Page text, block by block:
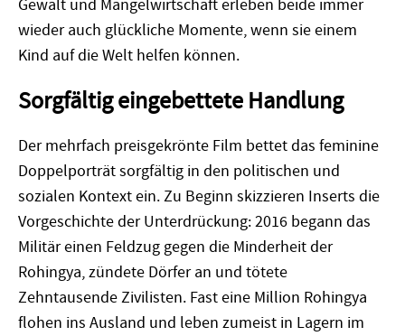
Gewalt und Mangelwirtschaft erleben beide immer
wieder auch glückliche Momente, wenn sie einem
Kind auf die Welt helfen können.
Sorgfältig eingebettete Handlung
Der mehrfach preisgekrönte Film bettet das feminine
Doppelporträt sorgfältig in den politischen und
sozialen Kontext ein. Zu Beginn skizzieren Inserts die
Vorgeschichte der Unterdrückung: 2016 begann das
Militär einen Feldzug gegen die Minderheit der
Rohingya, zündete Dörfer an und tötete
Zehntausende Zivilisten. Fast eine Million Rohingya
flohen ins Ausland und leben zumeist in Lagern im